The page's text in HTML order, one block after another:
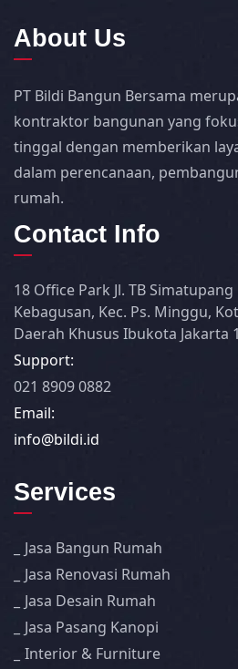
About Us
PT Bildi Bangun Bersama
kontraktor bangunan yang
tinggal dengan memberikan
dalam perencanaan,
rumah.
Contact Info
18 Office Park Jl. TB Simatupang
Kebagusan, Kec. Ps. Minggu,
Daerah Khusus Ibukota Jakarta
Support:
021 8909 0882
Email:
info@bildi.id
Services
Jasa Bangun Rumah
Jasa Renovasi Rumah
Jasa Desain Rumah
Jasa Pasang Kanopi
Interior & Furniture